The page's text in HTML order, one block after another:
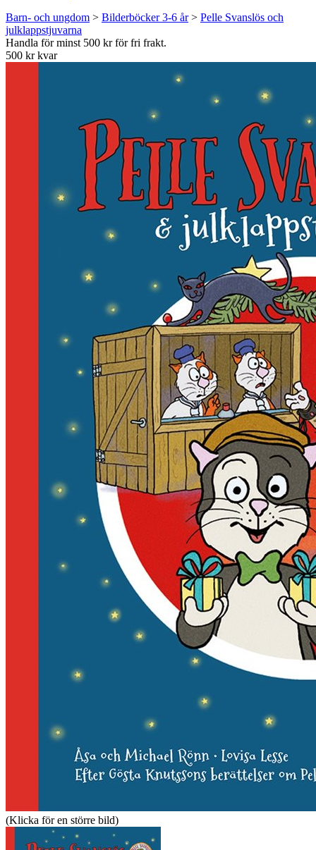
Barn- och ungdom > Bilderböcker 3-6 år> Pelle Svanslös och
julklappstjuvarna
Handla för minst 500 kr för fri frakt.
500 kr kvar
(Klicka för en större bild)